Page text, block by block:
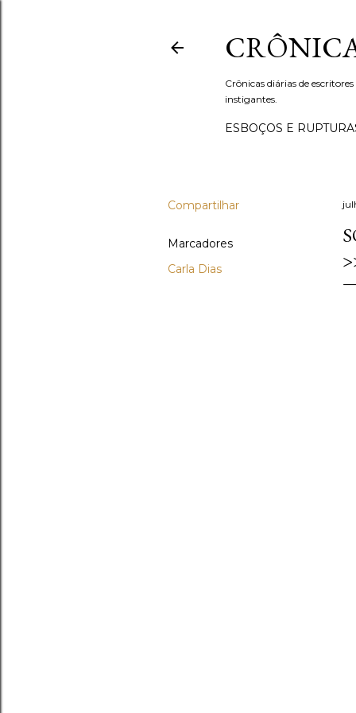
Crônicas diárias de
instigantes.
ESBOÇOS E
Compartilhar
Marcadores
Carla Dias